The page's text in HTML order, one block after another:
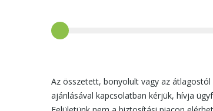
Az összetett, bonyolult vagy az
ajánlásával kapcsolatban kérjük, hívja